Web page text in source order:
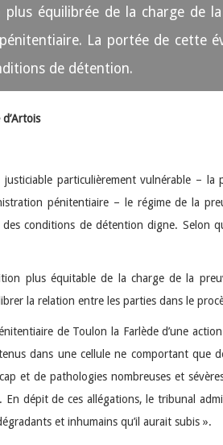
équilibrée de la charge de
La portée de cette
de détention.
particulièrement vulnérable – la
pénitentiaire – le régime de la
conditions de détention digne. Selon
plus équitable de la charge de la
la relation entre les parties dans le
de Toulon la Farlède d’une
dans une cellule ne comportant que
et de pathologies nombreuses et
En dépit de ces allégations, le tribunal
et inhumains qu’il aurait subis ».